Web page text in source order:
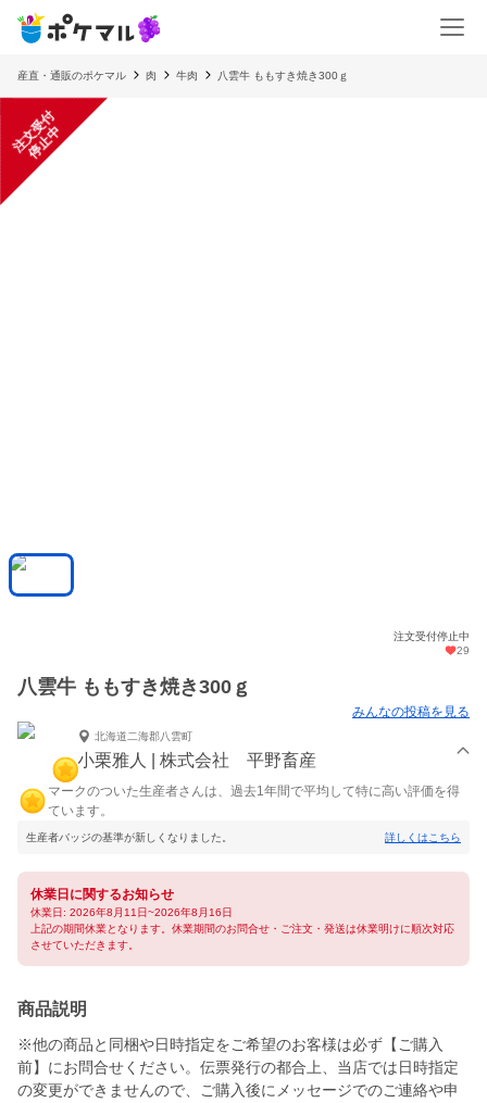
産直・通販のポケマル 肉 牛肉 八雲牛 ももすき焼き300ｇ
注
文
受
付
停
止
中
注文受付停止中
29
八雲牛 ももすき焼き300ｇ
みんなの投稿を見る
北海道二海郡八雲町
小栗雅人 | 株式会社 平野畜産
マークのついた生産者さんは、過去1年間で平均して特に高い評価を得
ています。
生産者バッジの基準が新しくなりました。 詳しくはこちら
休業日に関するお知らせ
休業日: 2026年8月11日~2026年8月16日
上記の期間休業となります。休業期間のお問合せ・ご注文・発送は休業明けに順次対応
させていただきます。
商品説明
※他の商品と同梱や日時指定をご希望のお客様は必ず【ご購入
前】にお問合せください。伝票発行の都合上、当店では日時指定
の変更ができませんので、ご購入後にメッセージでのご連絡や申